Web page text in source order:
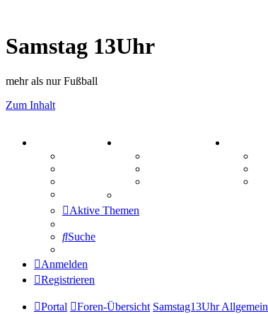
Samstag 13Uhr
mehr als nur Fußball
Zum Inhalt
Mastodon
Aktive Themen
Suche
Anmelden
Registrieren
Portal Foren-Übersicht Samstag13Uhr Allgemein